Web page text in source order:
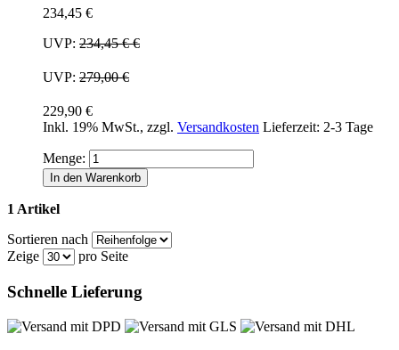
234,45 €
UVP: 234,45 €€
UVP: 279,00 €
229,90 €
Inkl. 19% MwSt., zzgl. Versandkosten Lieferzeit: 2-3 Tage
Menge:
In den Warenkorb
1 Artikel
Sortieren nach
Zeige
pro Seite
Schnelle Lieferung